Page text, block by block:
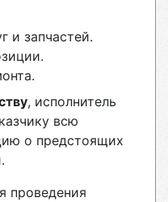
и запчастей.
, исполнитель
всю
о предстоящих
проведения